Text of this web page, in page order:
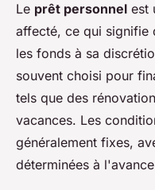
Le prêt personnel est
affecté, ce qui signifie
les fonds à sa
souvent choisi pour
tels que des
vacances. Les
généralement fixes,
déterminées à